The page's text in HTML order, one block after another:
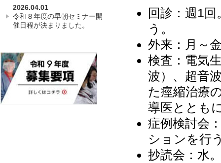
回診：週1
う。
外来：月～
検査：電気
波）、超音
た痙縮治療
導医ととも
症例検討会
ションを行
抄読会：水
2026.04.01
令和８年度の早朝セミナー開
催日程が決まりました。